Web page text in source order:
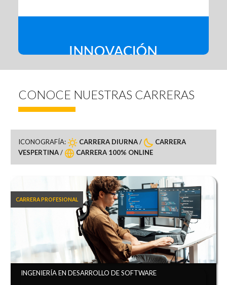
CONOCE NUESTRAS CARRERAS
ICONOGRAFÍA: CARRERA DIURNA/
CARRERA
VESPERTINA/ CARRERA 100% ONLINE
CARRERA PROFESIONAL
INGENIERÍA EN DESARROLLO DE SOFTWARE